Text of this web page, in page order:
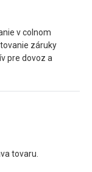
v colnom
záruky
pre dovoz a
tovaru.